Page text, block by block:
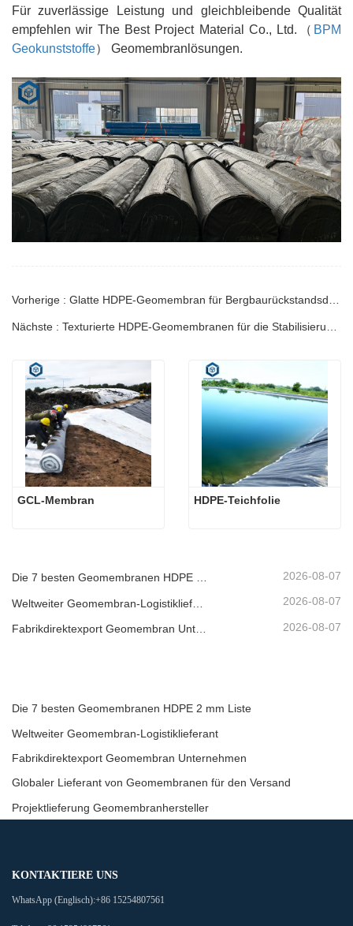
Für zuverlässige Leistung und gleichbleibende Qualität
empfehlen wir The Best Project Material Co., Ltd.（ BPM
Geokunststoffe） Geomembranlösungen.
GCL-Membran HDPE-Teichfolie
Die 7 besten Geomembranen HDPE 2 mm Liste 2026-08-07
2026-08-07
2026-08-07
Die 7 besten Geomembranen HDPE 2 mm Liste
Weltweiter Geomembran-Logistiklieferant
Fabrikdirektexport Geomembran Unternehmen
Globaler Lieferant von Geomembranen für den Versand
Projektlieferung Geomembranhersteller
KONTAKTIERE UNS
WhatsApp (Englisch):+86 15254807561